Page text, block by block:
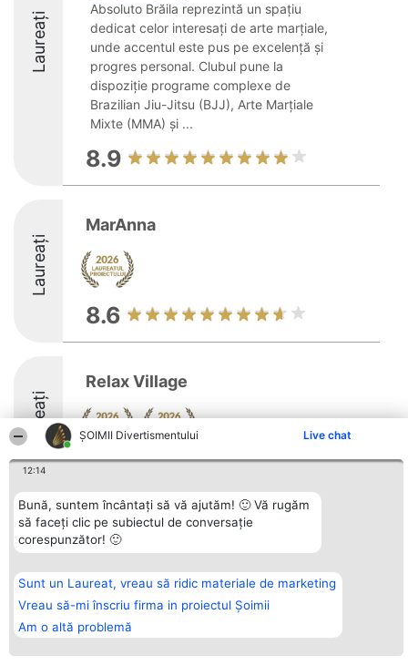
ŞOIMII Divertismentului Live chat
12:14
Bună, suntem încântați să vă ajutăm! 🙂 Vă rugăm
să faceți clic pe subiectul de conversație
corespunzător! 🙂
Sunt un Laureat, vreau să ridic materiale de marketing
Vreau să-mi înscriu firma in proiectul Șoimii
Am o altă problemă
Laureați
Absoluto Brăila reprezintă un spațiu
dedicat celor interesați de arte marțiale,
unde accentul este pus pe excelență și
progres personal. Clubul pune la
dispoziție programe complexe de
Brazilian Jiu-Jitsu (BJJ), Arte Marțiale
Mixte (MMA) și ...
8.9
Laureați
MarAnna
8.6
Laureați
Relax Village
9.2
Organizator Ranking
BRIGHT SOLUTIONS BR SRL
Sc. A Et. 4 Ap. 13 Cod 061952
București
CUI 36737675
Laureaților
Reguli
Statut